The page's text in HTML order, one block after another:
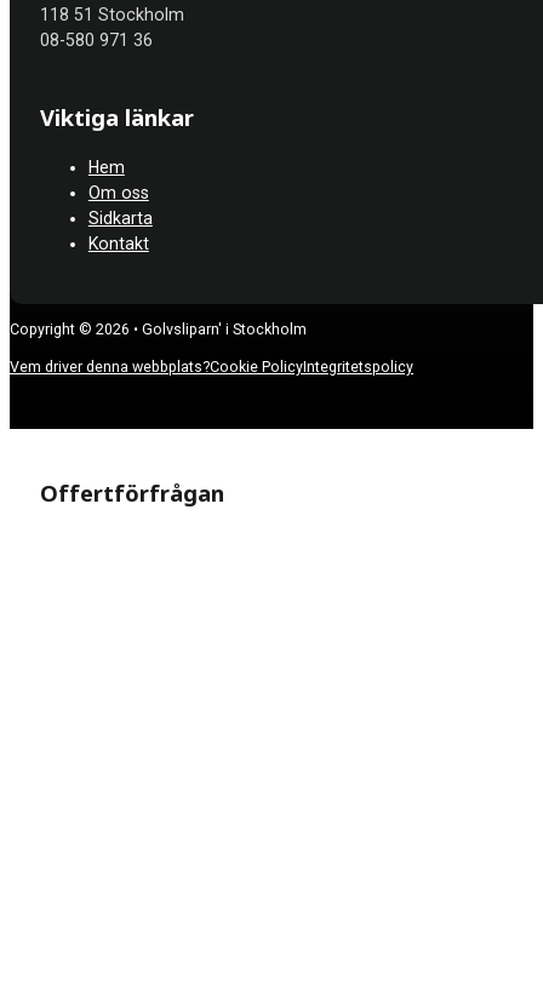
118 51 Stockholm
08-580 971 36
Viktiga länkar
Hem
Om oss
Sidkarta
Kontakt
Copyright © 2026 • Golvsliparn' i Stockholm
Vem driver denna webbplats?Cookie PolicyIntegritetspolicy
Offertförfrågan